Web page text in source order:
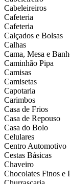
Cabeleireiros
Cafeteria
Cafeteria
Calçados e Bolsas
Calhas
Cama, Mesa e
Caminhão Pipa
Camisas
Camisetas
Capotaria
Carimbos
Casa de Frios
Casa de Repouso
Casa do Bolo
Celulares
Centro Automotivo
Cestas Básicas
Chaveiro
Chocolates Finos e